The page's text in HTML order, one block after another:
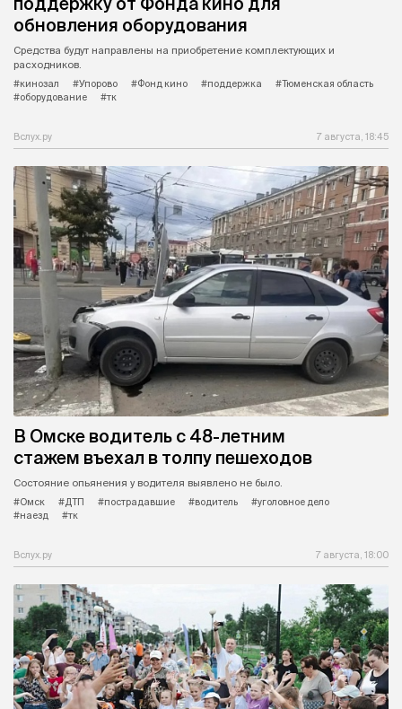
обновления оборудования
Средства будут направлены на приобретение комплектующих и
расходников.
#кинозал
#Упорово #Фонд кино #поддержка
#Тюменская область
#оборудование
#тк
Вслух.ру 7 августа, 18:45
В Омске водитель с 48-летним
стажем въехал в толпу пешеходов
Состояние опьянения у водителя выявлено не было.
#Омск
#ДТП #пострадавшие #водитель
#уголовное дело
#наезд
#тк
Вслух.ру 7 августа, 18:00